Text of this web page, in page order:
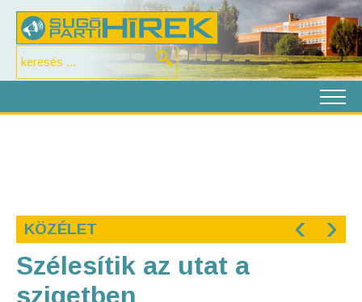
KÖZÉLET ‹ ›
Szélesítik az utat a
szigetben